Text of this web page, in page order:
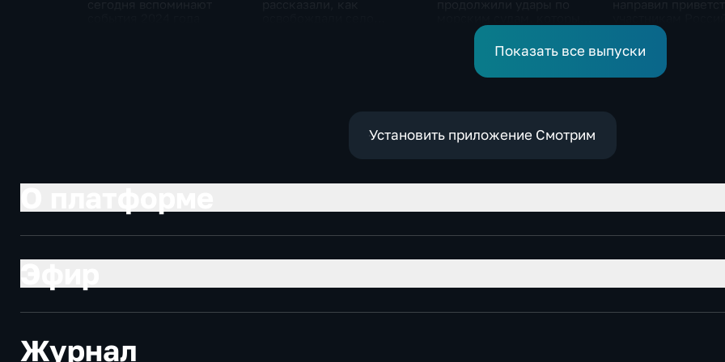
перевозят военные грузы
киргизского
экономического
и Российско-
межрегиональной
Показать все выпуски
Установить приложение Смотрим
Журнал